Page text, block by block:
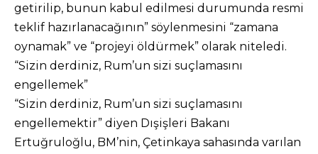
getirilip, bunun kabul edilmesi durumunda resmi
teklif hazırlanacağının” söylenmesini “zamana
oynamak” ve “projeyi öldürmek” olarak niteledi.
“Sizin derdiniz, Rum’un sizi suçlamasını
engellemek”
“Sizin derdiniz, Rum’un sizi suçlamasını
engellemektir” diyen Dışişleri Bakanı
Ertuğruloğlu, BM’nin, Çetinkaya sahasında varılan